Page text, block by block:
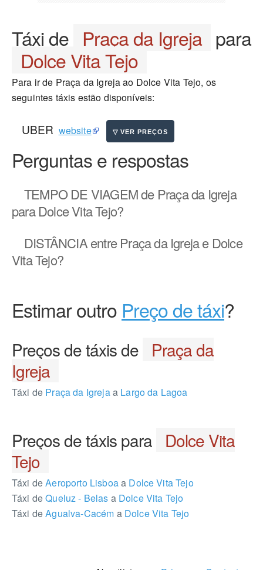
Táxi de Praça da Igreja para
Dolce Vita Tejo
Para ir de Praça da Igreja ao Dolce Vita Tejo, os
seguintes táxis estão disponíveis:
UBER website
Perguntas e respostas
TEMPO DE VIAGEMde Praça da Igreja
para Dolce Vita Tejo?
DISTÂNCIAentre Praça da Igreja e Dolce
Vita Tejo?
Estimar outro Preço de táxi?
Preços de táxis de Praça da
Igreja
Táxi de Praça da Igrejaa Largo da Lagoa
Preços de táxis para Dolce Vita
Tejo
Táxi deAeroporto Lisboaa Dolce Vita Tejo
Táxi deQueluz - Belas aDolce Vita Tejo
Táxi deAgualva-Cacém aDolce Vita Tejo